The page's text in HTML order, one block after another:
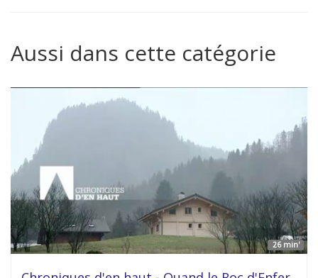
Aussi dans cette catégorie
26 min'